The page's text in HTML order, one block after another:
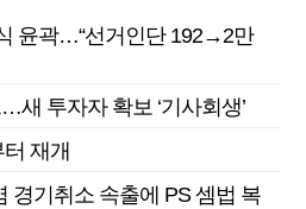
윤곽…“선거인단 192→2만
새 투자자 확보 ‘기사회생’
재개
기취소 속출에 PS 셈법 복